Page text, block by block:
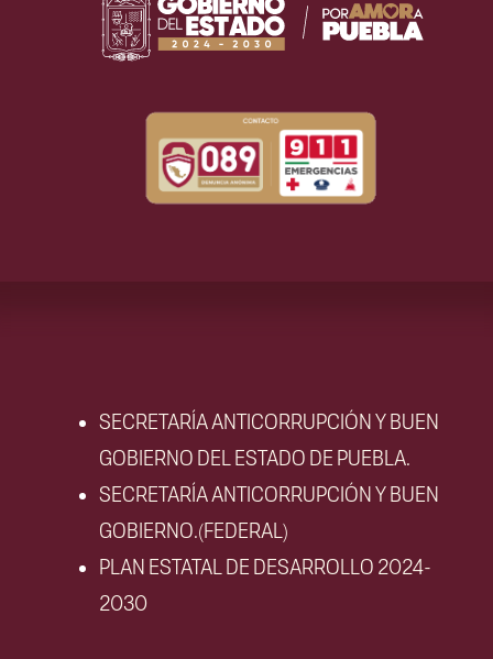
SECRETARÍA ANTICORRUPCIÓN Y BUEN
GOBIERNO DEL ESTADO DE PUEBLA.
SECRETARÍA ANTICORRUPCIÓN Y BUEN
GOBIERNO.(FEDERAL)
PLAN ESTATAL DE DESARROLLO 2024-
2030